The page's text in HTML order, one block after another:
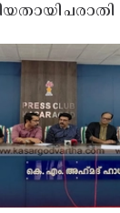
പരാതി